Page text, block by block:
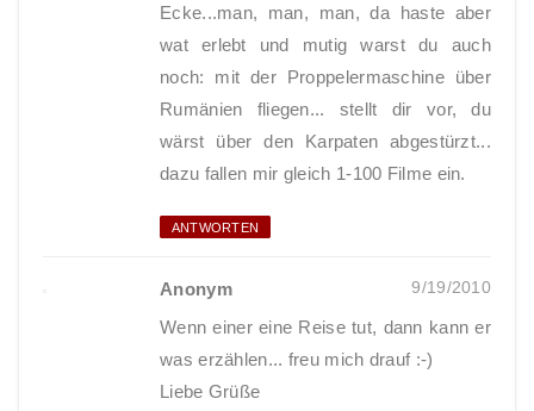
Ecke...man, man, man, da haste aber
wat erlebt und mutig warst du auch
noch: mit der Proppelermaschine über
Rumänien fliegen... stellt dir vor, du
wärst über den Karpaten abgestürzt...
dazu fallen mir gleich 1-100 Filme ein.
ANTWORTEN
Anonym 9/19/2010
Wenn einer eine Reise tut, dann kann er
was erzählen... freu mich drauf :-)
Liebe Grüße